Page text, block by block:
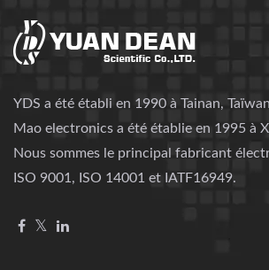
YDS a été établi en 1990 à Tainan,
Mao electronics a été établie en 1995 à
Nous sommes le principal fabricant
ISO 9001, ISO 14001 et IATF16949.